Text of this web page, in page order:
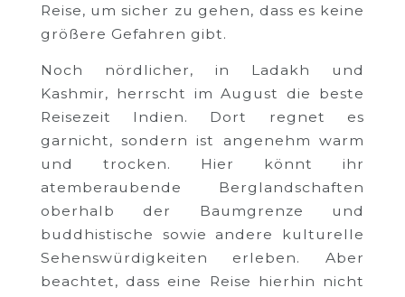
Reise, um sicher zu gehen, dass es keine
größere Gefahren gibt.
Noch nördlicher, in Ladakh und
Kashmir, herrscht im August die beste
Reisezeit Indien. Dort regnet es
garnicht, sondern ist angenehm warm
und trocken. Hier könnt ihr
atemberaubende Berglandschaften
oberhalb der Baumgrenze und
buddhistische sowie andere kulturelle
Sehenswürdigkeiten erleben. Aber
beachtet, dass eine Reise hierhin nicht